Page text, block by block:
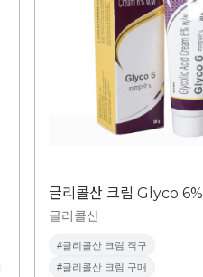
글리콜산 크림 Glyco 6%
글리콜산
#글리콜산 크림 직구
#글리콜산 크림 구매